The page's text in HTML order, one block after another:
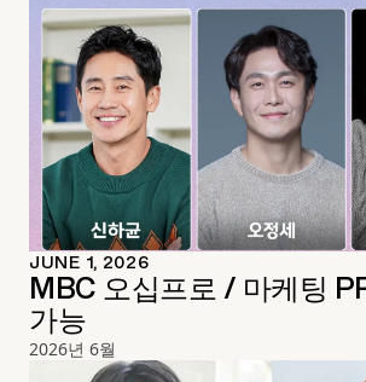
JUNE 1, 2026
MBC 오십프로 / 마케팅
가능
2026년 6월